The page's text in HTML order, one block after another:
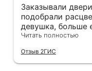
менеджером
нужна
ограниченные
Дополнение на
пол в квартире
остановившуюся
Заказывали
подобрали
девушка, больше
подсказывала и
филигранно
дверей, в
Читать полностью
Отзыв 2ГИС